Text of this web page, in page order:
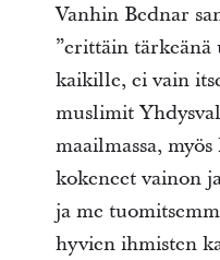
Vanhin Bednar
”erittäin tärkeänä
kaikille, ei vain
muslimit
maailmassa,
kokeneet vainon
ja me
hyvien ihmisten